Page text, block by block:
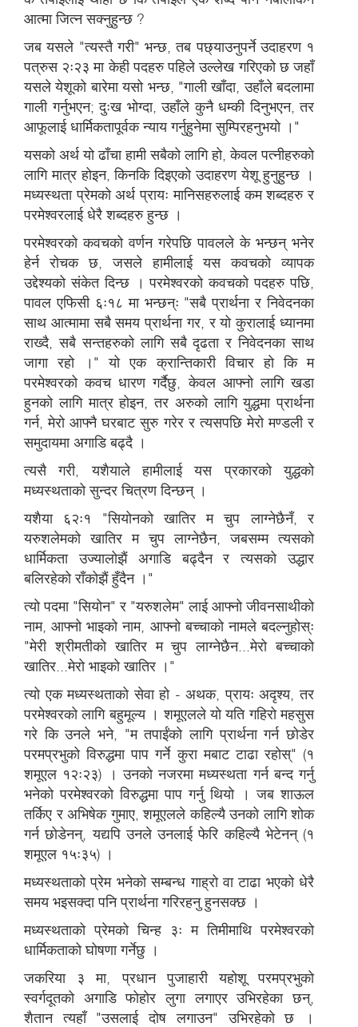
आत्मा जित्न सक्नुहुन्छ ?
जब यसले "त्यस्तै गरी" भन्छ, तब पछ्याउनुपर्ने उदाहरण १
पत्रुस २ः२३ मा केही पदहरु पहिले उल्लेख गरिएको छ जहाँ
यसले येशूको बारेमा यसो भन्छ, "गाली खाँदा, उहाँले बदलामा
गाली गर्नुभएन; दुःख भोग्दा, उहाँले कुनै धम्की दिनुभएन, तर
आफूलाई धार्मिकतापूर्वक न्याय गर्नुहुनेमा सुम्पिरहनुभयो ।"
यसको अर्थ यो ढाँचा हामी सबैको लागि हो, केवल पत्नीहरुको
लागि मात्र होइन, किनकि दिइएको उदाहरण येशू हुनुहुन्छ ।
मध्यस्थता प्रेमको अर्थ प्रायः मानिसहरुलाई कम शब्दहरु र
परमेश्वरलाई धेरै शब्दहरु हुन्छ ।
परमेश्वरको कवचको वर्णन गरेपछि पावलले के भन्छन् भनेर
हेर्न रोचक छ, जसले हामीलाई यस कवचको व्यापक
उद्देश्यको संकेत दिन्छ । परमेश्वरको कवचको पदहरु पछि,
पावल एफिसी ६ः१८ मा भन्छन्ः "सबै प्रार्थना र निवेदनका
साथ आत्मामा सबै समय प्रार्थना गर, र यो कुरालाई ध्यानमा
राख्दै, सबै सन्तहरुको लागि सबै दृढता र निवेदनका साथ
जागा रहो ।" यो एक क्रान्तिकारी विचार हो कि म
परमेश्वरको कवच धारण गर्दैछु, केवल आफ्नो लागि खडा
हुनको लागि मात्र होइन, तर अरुको लागि युद्धमा प्रार्थना
गर्न, मेरो आफ्नै घरबाट सुरु गरेर र त्यसपछि मेरो मण्डली र
समुदायमा अगाडि बढ्दै ।
त्यसै गरी, यशैयाले हामीलाई यस प्रकारको युद्धको
मध्यस्थताको सुन्दर चित्रण दिन्छन् ।
यशैया ६२ः१ "सियोनको खातिर म चुप लाग्नेछैनँ, र
यरुशलेमको खातिर म चुप लाग्नेछैन, जबसम्म त्यसको
धार्मिकता उज्यालोझैं अगाडि बढ्दैन र त्यसको उद्धार
बलिरहेको राँकोझैं हुँदैन ।"
त्यो पदमा "सियोन" र "यरुशलेम" लाई आफ्नो जीवनसाथीको
नाम, आफ्नो भाइको नाम, आफ्नो बच्चाको नामले बदल्नुहोस्ः
"मेरी श्रीमतीको खातिर म चुप लाग्नेछैन...मेरो बच्चाको
खातिर...मेरो भाइको खातिर ।"
त्यो एक मध्यस्थताको सेवा हो - अथक, प्रायः अदृश्य, तर
परमेश्वरको लागि बहुमूल्य । शमूएलले यो यति गहिरो महसुस
गरे कि उनले भने, "म तपाईंको लागि प्रार्थना गर्न छोडेर
परमप्रभुको विरुद्धमा पाप गर्ने कुरा मबाट टाढा रहोस्" (१
शमूएल १२ः२३) । उनको नजरमा मध्यस्थता गर्न बन्द गर्नु
भनेको परमेश्वरको विरुद्धमा पाप गर्नु थियो । जब शाऊल
तर्किए र अभिषेक गुमाए, शमूएलले कहिल्यै उनको लागि शोक
गर्न छोडेनन्, यद्यपि उनले उनलाई फेरि कहिल्यै भेटेनन् (१
शमूएल १५ः३५) ।
मध्यस्थताको प्रेम भनेको सम्बन्ध गाह्रो वा टाढा भएको धेरै
समय भइसक्दा पनि प्रार्थना गरिरहनु हुनसक्छ ।
मध्यस्थताको प्रेमको चिन्ह ३ः म तिमीमाथि परमेश्वरको
धार्मिकताको घोषणा गर्नेछु ।
जकरिया ३ मा, प्रधान पुजाहारी यहोशू परमप्रभुको
स्वर्गदूतको अगाडि फोहोर लुगा लगाएर उभिरहेका छन्,
शैतान त्यहाँ "उसलाई दोष लगाउन" उभिरहेको छ ।